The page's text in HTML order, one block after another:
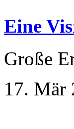
Eine
Große
17. Mär